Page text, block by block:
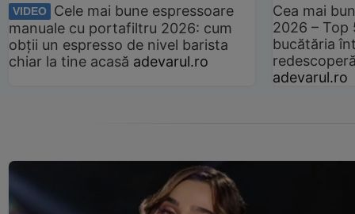
VIDEO
Cele mai bune espressoare
manuale cu portafiltru 2026: cum
obții un espresso de nivel barista
chiar la tine acasă adevarul.ro
Cea mai
2026 –
bucătăria
adevarul.ro